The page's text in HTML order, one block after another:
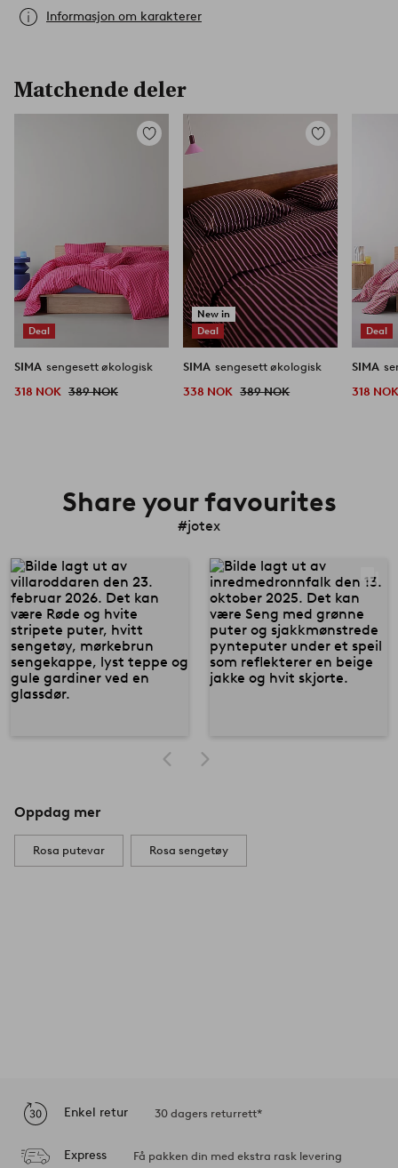
Informasjon om karakterer
Matchende deler
Deal
Legg
SIMA
sengesett økologisk
318 NOK 389 NOK
New in
Deal
Legg
favoritter
SIMA
sengesett økologisk
338 NOK 389 NOK
Deal
SIMA
318
Share your favourites
#jotex
Oppdag mer
Rosa putevar Rosa sengetøy
Enkel retur 30 dagers returrett*
Express Få pakken din med ekstra rask levering